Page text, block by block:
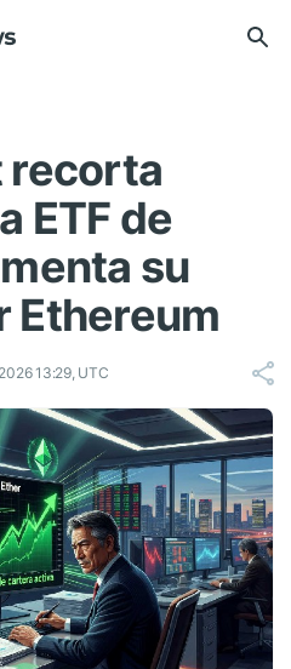
recorta
ETF de
su
Ethereum
13:29, UTC